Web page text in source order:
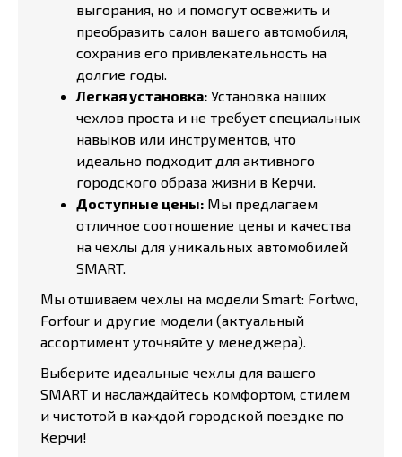
выгорания, но и помогут освежить и
преобразить салон вашего автомобиля,
сохранив его привлекательность на
долгие годы.
Легкая установка: Установка наших
чехлов проста и не требует специальных
навыков или инструментов, что
идеально подходит для активного
городского образа жизни в Керчи.
Доступные цены: Мы предлагаем
отличное соотношение цены и качества
на чехлы для уникальных автомобилей
SMART.
Мы отшиваем чехлы на модели Smart: Fortwo,
Forfour и другие модели (актуальный
ассортимент уточняйте у менеджера).
Выберите идеальные чехлы для вашего
SMART и наслаждайтесь комфортом, стилем
и чистотой в каждой городской поездке по
Керчи!